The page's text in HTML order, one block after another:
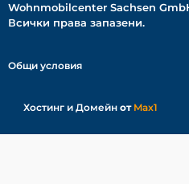
Wohnmobilcenter Sachsen
Всички права запазени.
Общи условия
Хостинги Домейн от Max1